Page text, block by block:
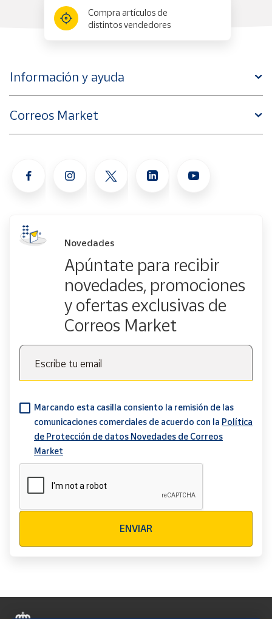
Compra artículos de
distintos vendedores
Información y ayuda
Correos Market
Novedades
Apúntate para recibir
novedades, promociones
y ofertas exclusivas de
Correos Market
Escribe tu email
Marcando esta casilla consiento la remisión de las
comunicaciones comerciales de acuerdo con la Política
de Protección de datos Novedades de Correos
Market
ENVIAR